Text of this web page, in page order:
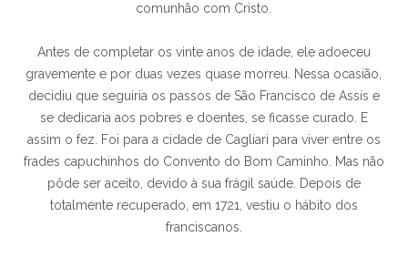
comunhão com Cristo.
Antes de completar os vinte anos de idade, ele adoeceu
gravemente e por duas vezes quase morreu. Nessa ocasião,
decidiu que seguiria os passos de São Francisco de Assis e
se dedicaria aos pobres e doentes, se ficasse curado. E
assim o fez. Foi para a cidade de Cagliari para viver entre os
frades capuchinhos do Convento do Bom Caminho. Mas não
pôde ser aceito, devido à sua frágil saúde. Depois de
totalmente recuperado, em 1721, vestiu o hábito dos
franciscanos.